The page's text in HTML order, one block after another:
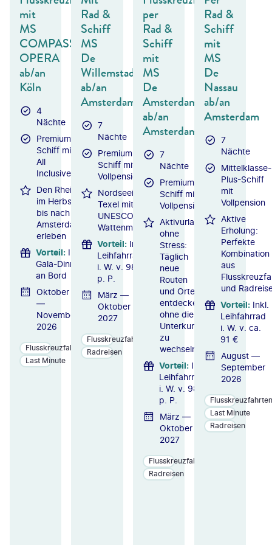
mit
MS
COMPASS
OPERA
ab/an
Köln
4
Nächte
Premium-
Schiff mit
All
Inclusive
Den Rhein
im Herbst
bis nach
Amsterdam
erleben
Vorteil: Inkl.
Gala-Dinner
an Bord
Oktober
—
November
2026
Flusskreuzfahrten
Last Minute
Rad &
Schiff
MS
De
Willemstad
ab/an
Amsterdam
7
Nächte
Premium-
Schiff mit
Vollpension
Nordseeinsel
Texel mit
UNESCO-
Wattenmeer
Vorteil: Inkl.
Leihfahrrad
i. W. v. 98 €
p. P.
März —
Oktober
2027
Flusskreuzfahrten
Radreisen
per
Rad &
Schiff
mit
MS
De
Amsterdam
ab/an
Amsterdam
7
Nächte
Premium-
Schiff mit
Vollpension
Aktivurlaub
ohne
Stress:
Täglich
neue
Routen
und Orte
entdecken,
ohne die
Unterkunft
zu
wechseln
Vorteil: Inkl.
Leihfahrrad
i. W. v. 98 €
p. P.
März —
Oktober
2027
Flusskreuzfahrten
Radreisen
Rad &
Schiff
mit
MS
De
Nassau
ab/an
Amsterdam
7
Nächte
Mittelklasse-
Plus-Schiff
mit
Vollpension
Aktive
Erholung:
Perfekte
Kombination
aus
und
Vorteil: Inkl.
Leihfahrrad
i. W. v. ca.
91 €
August —
September
2026
Flusskreuzfahrten
Last Minute
Radreisen